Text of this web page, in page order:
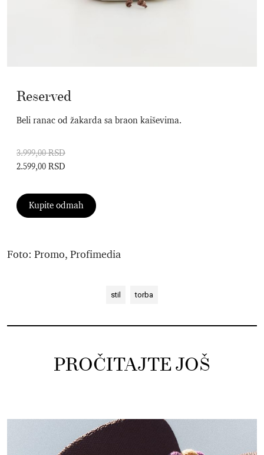
Reserved
Beli ranac od žakarda sa braon kaiševima.
3.999,00 RSD
2.599,00 RSD
Kupite odmah
Foto: Promo, Profimedia
stil torba
PROČITAJTE JOŠ